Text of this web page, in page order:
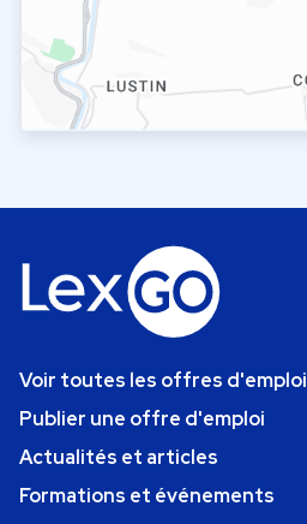
Voir toutes les offres d'emploi
Publier une offre d'emploi
Actualités et articles
Formations et événements